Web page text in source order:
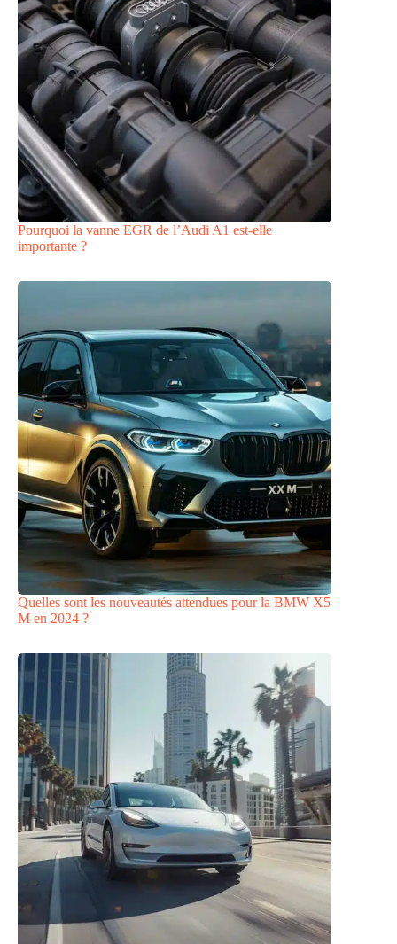
Pourquoi la vanne EGR de l’Audi A1 est-elle
importante ?
Quelles sont les nouveautés attendues pour la BMW X5
M en 2024 ?